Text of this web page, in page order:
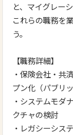
と、マイグレー
これらの職務を
う。
【職務詳細】
・保険会社・共
プン化（パブリ
・システムモダ
クチャの検討
・レガシーシス